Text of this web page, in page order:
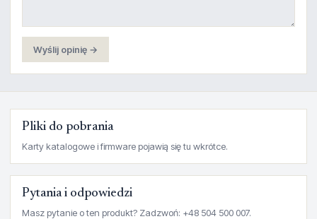
Wyślij opinię →
Pliki do pobrania
Karty katalogowe i firmware pojawią się tu wkrótce.
Pytania i odpowiedzi
Masz pytanie o ten produkt? Zadzwoń: +48 504 500 007.